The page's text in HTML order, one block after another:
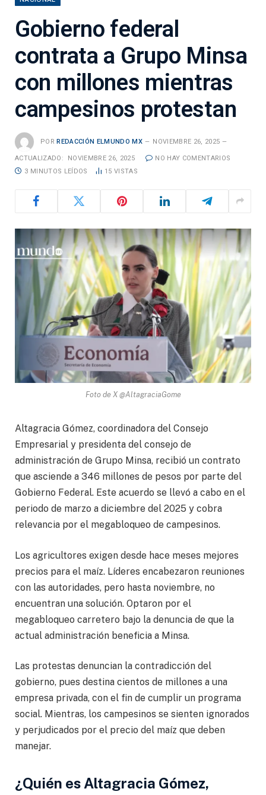
Gobierno federal
contrata a Grupo Minsa
con millones mientras
campesinos protestan
POR REDACCIÓN ELMUNDO MX NOVIEMBRE 26, 2025
ACTUALIZADO: NOVIEMBRE 26, 2025
NO HAY COMENTARIOS
3 MINUTOS LEÍDOS
15 VISTAS
Foto de X @AltagraciaGome
Altagracia Gómez, coordinadora del Consejo
Empresarial y presidenta del consejo de
administración de Grupo Minsa, recibió un contrato
que asciende a 346 millones de pesos por parte del
Gobierno Federal. Este acuerdo se llevó a cabo en el
periodo de marzo a diciembre del 2025 y cobra
relevancia por el megabloqueo de campesinos.
Los agricultores exigen desde hace meses mejores
precios para el maíz. Líderes encabezaron reuniones
con las autoridades, pero hasta noviembre, no
encuentran una solución. Optaron por el
megabloqueo carretero bajo la denuncia de que la
actual administración beneficia a Minsa.
Las protestas denuncian la contradicción del
gobierno, pues destina cientos de millones a una
empresa privada, con el fin de cumplir un programa
social. Mientras, los campesinos se sienten ignorados
y perjudicados por el precio del maíz que deben
manejar.
¿Quién es Altagracia Gómez,